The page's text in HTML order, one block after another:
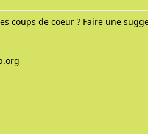
coups de coeur ? Faire une